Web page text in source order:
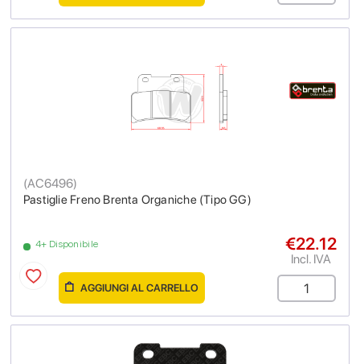
Pastiglie Freno Brenta Organiche (Tipo GG)
(AC6496)
4+ Disponibile €22.12
Incl. IVA
AGGIUNGI AL CARRELLO